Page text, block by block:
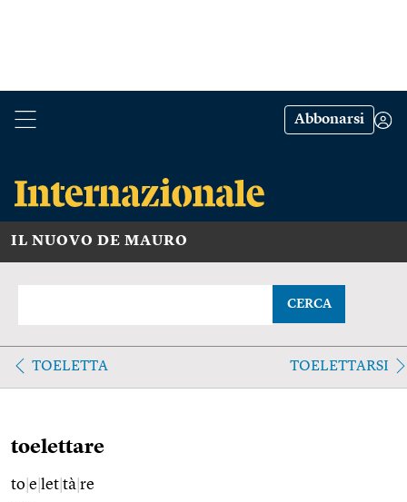
Abbonarsi
IL NUOVO DE MAURO
CERCA
TOELETTA TOELETTARSI
toelettare
to e let tà re